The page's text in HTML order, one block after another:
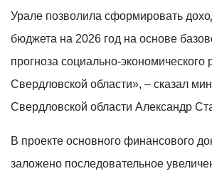
Урале позволила сформировать
бюджета на 2026 год на основе
прогноза социально-экономического
Свердловской области», – сказал
Свердловской области Александр
В проекте основного финансового
заложено последовательное